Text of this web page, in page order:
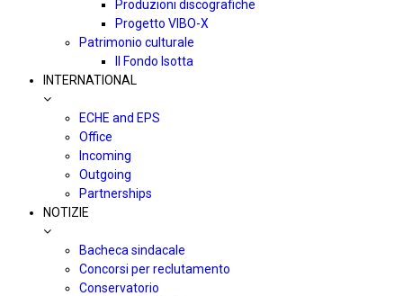
Produzioni discografiche
Progetto VIBO-X
Patrimonio culturale
Il Fondo Isotta
INTERNATIONAL
ECHE and EPS
Office
Incoming
Outgoing
Partnerships
NOTIZIE
Bacheca sindacale
Concorsi per reclutamento
Conservatorio